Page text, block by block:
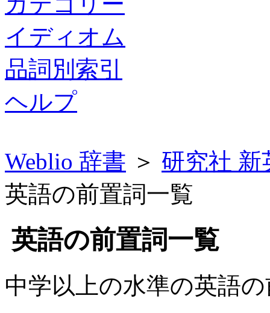
イディオム
品詞別索引
ヘルプ
Weblio 辞書 ＞ 研究社 新
英語の前置詞一覧
英語の前置詞一覧
中学以上の水準の英語